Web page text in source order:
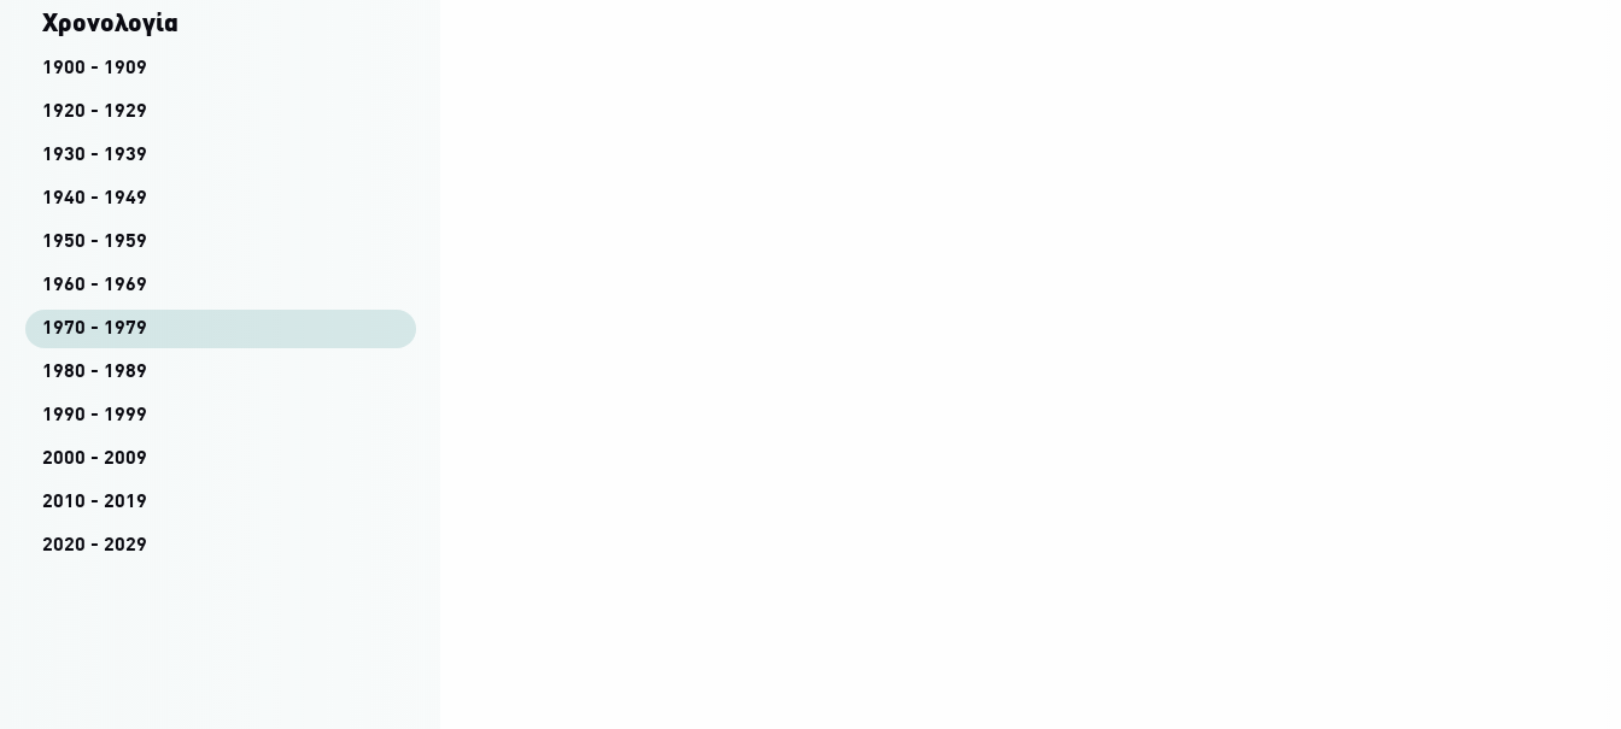
Χρονολογία
1900 - 1909
1920 - 1929
1930 - 1939
1940 - 1949
1950 - 1959
1960 - 1969
1970 - 1979
1980 - 1989
1990 - 1999
2000 - 2009
2010 - 2019
2020 - 2029